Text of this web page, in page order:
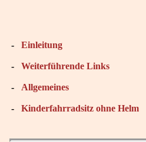
- Einleitung
- Weiterführende Links
- Allgemeines
- Kinderfahrradsitz ohne Helm